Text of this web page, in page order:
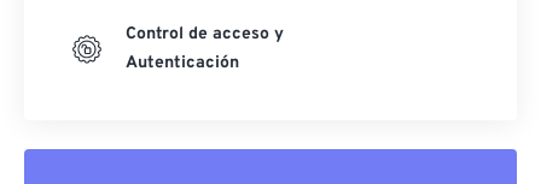
Control de acceso y
Autenticación